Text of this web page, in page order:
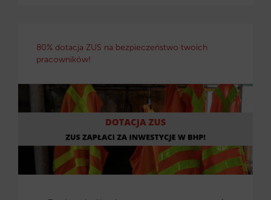
80% dotacja ZUS na bezpieczeństwo twoich
pracowników!